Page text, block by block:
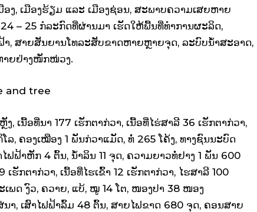
ງ, ເມືອງຮ້ຽມ ແລະ ເມືອງຊ່ອນ, ສະພາບຄວາມເສຍຫາຍ
– 25 ກໍລະກົດທີ່ຜ່ານມາ ເຮັດໃຫ້ພື້ນທີ່ທໍາການຜະລິດ,
າ, ສາຍສັນຍານໂທລະສັບຂາດຫາຍຫຼາຍຈຸດ, ລະບົບນໍ້າສະອາດ,
າຍຢ່າງໜັກໜ່ວງ.
, ເນື້ອທີ່ນາ 177 ເຮັກຕາກ່ວາ, ເນື້ອທີ່ໄຮ່ສາລີ 36 ເຮັກຕາກ່ວາ,
ລ, ຄອງເໝືອງ 1 ພັນກ່ວາແມັດ, ທໍ່ 265 ໂຄ້ງ, ທາງຊົນນະບົດ
ໄຟຟ້າຫັກ 4 ຕົ້ນ, ນໍ້າລິນ 11 ຈຸດ, ຄວາມຍາວທໍ່ຢາງ 1 ພັນ 600
ຮັກຕາກ່ວາ, ເນື້ອທີ່ໄຮເຂົ້າ 12 ເຮັກຕາກ່ວາ, ໄຮສາລີ 100
ເພດ ງົວ, ຄວາຍ, ແບ້, ໝູ 14 ໂຕ, ໜອງປາ 38 ໜອງ
າ, ເສົາໄຟຟ້າລົ້ມ 48 ຕົ້ນ, ສາຍໄຟຂາດ 680 ຈຸດ, ຄອນສາຍ